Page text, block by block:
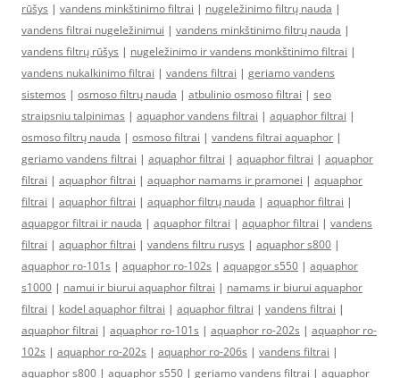
rūšys | vandens minkštinimo filtrai | nugeležinimo filtrų nauda |
vandens filtrai nugeležinimui | vandens minkštinimo filtrų nauda |
vandens filtrų rūšys | nugeležinimo ir vandens monkštinimo filtrai |
vandens nukalkinimo filtrai | vandens filtrai | geriamo vandens
sistemos | osmoso filtrų nauda | atbulinio osmoso filtrai | seo
straipsniu talpinimas | aquaphor vandens filtrai | aquaphor filtrai |
osmoso filtrų nauda | osmoso filtrai | vandens filtrai aquaphor |
geriamo vandens filtrai | aquaphor filtrai | aquaphor filtrai | aquaphor
filtrai | aquaphor filtrai | aquaphor namams ir pramonei | aquaphor
filtrai | aquaphor filtrai | aquaphor filtrų nauda | aquaphor filtrai |
aquapgor filtrai ir nauda | aquaphor filtrai | aquaphor filtrai | vandens
filtrai | aquaphor filtrai | vandens filtru rusys | aquaphor s800 |
aquaphor ro-101s | aquaphor ro-102s | aquapgor s550 | aquaphor
s1000 | namui ir biurui aquaphor filtrai | namams ir biurui aquaphor
filtrai | kodel aquaphor filtrai | aquaphor filtrai | vandens filtrai |
aquaphor filtrai | aquaphor ro-101s | aquaphor ro-202s | aquaphor ro-
102s | aquaphor ro-202s | aquaphor ro-206s | vandens filtrai |
aquaphor s800 | aquaphor s550 | geriamo vandens filtrai | aquaphor